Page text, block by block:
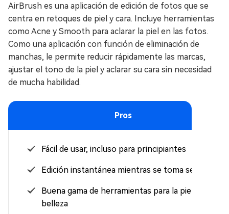
AirBrush es una aplicación de edición de fotos que se
centra en retoques de piel y cara. Incluye herramientas
como Acne y Smooth para aclarar la piel en las fotos.
Como una aplicación con función de eliminación de
manchas, le permite reducir rápidamente las marcas,
ajustar el tono de la piel y aclarar su cara sin necesidad
de mucha habilidad.
Pros
Fácil de usar, incluso para principiantes
Edición instantánea mientras se toma selfies
Buena gama de herramientas para la piel y la
belleza